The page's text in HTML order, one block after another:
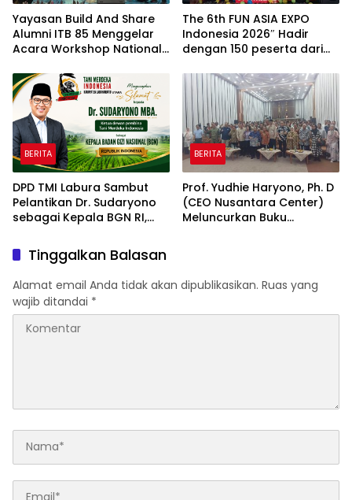
Yayasan Build And Share
Alumni ITB 85 Menggelar
Acara Workshop National
2026 & Dibuka Resmi
Pramono Anung (Gubernur
DKI Jakarta)
The 6th FUN ASIA EXPO
Indonesia 2026″ Hadir
dengan 150 peserta dari
Industri Taman Rekreasi
dan Ekosistem Pariwisata
di Tanah Air
BERITA
DPD TMI Labura Sambut
Pelantikan Dr. Sudaryono
sebagai Kepala BGN RI,
Ketahanan Pangan dan
Gizi Nasional
BERITA
Prof. Yudhie Haryono, Ph. D
(CEO Nusantara Center)
Meluncurkan Buku
Simposium Nasional
bertema “Urgensi Undang-
Tinggalkan Balasan
Alamat email Anda tidak akan dipublikasikan. Ruas yang
wajib ditandai *